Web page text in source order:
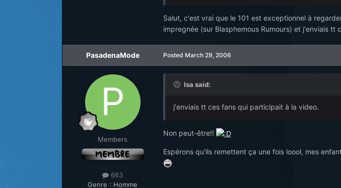
Salut, c'est vrai que le 101 est exceptionnel à
impregnée (sur Blasphemous Rumours) et j'enviais tt
PasadenaMode
Members
663
Genre : Homme
Posted March 29, 2006
Isa said:
j'enviais tt ces fans qui participait à la video.
Non peut-être!!
Espérons qu'ils remettent ça une fois loool, mes